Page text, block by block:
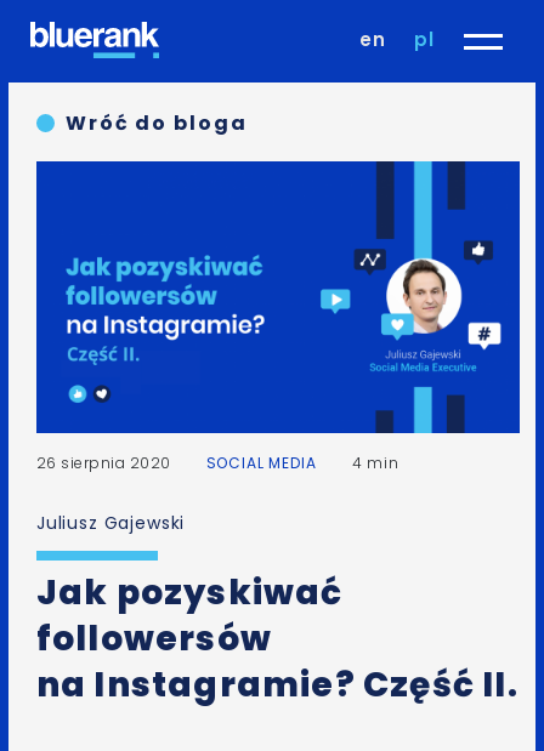
en pl
Wróć do bloga
26 sierpnia 2020 SOCIAL MEDIA 4 min
Juliusz Gajewski
Jak pozyskiwać
followersów
na Instagramie? Część II.